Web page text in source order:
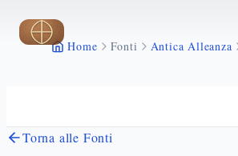
Vai al contenuto principale
Home Fonti Antica Alleanza
Torna alle Fonti